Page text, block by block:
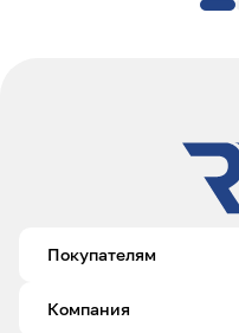
Покупателям
Компания